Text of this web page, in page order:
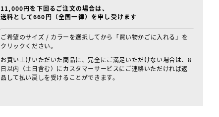
11,000円を下回るご注文の場合は、
送料として660円（全国一律）を申し受けます
ご希望のサイズ / カラーを選択してから「買い物かごに入れる」を
クリックください。
お買い上げいただいた商品に、完全にご満足いただけない場合は、8
日以内（土日含む）にカスタマーサービスにご連絡いただければ返
品して払い戻しを受けることができます。